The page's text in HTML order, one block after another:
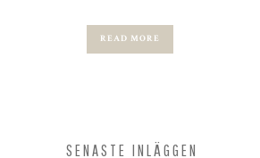
READ MORE
SENASTE INLÄGGEN